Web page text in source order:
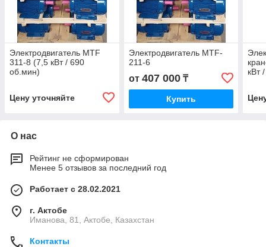
Электродвигатель MTF
311-8 (7,5 кВт / 690
об.мин)
Цену уточняйте
Электродвигатель MTF-
211-6
от 407 000₸
Купить
кВт
О нас
Рейтинг не сформирован
Менее 5 отзывов за последний год
Работает с 28.02.2021
г. Актобе
Иманова, 81, Актобе, Казахстан
Контакты